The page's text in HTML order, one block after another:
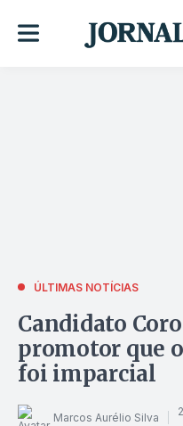
ÚLTIMAS NOTÍCIAS
Candidato
promotor que
foi imparcial
Marcos Aurélio Silva